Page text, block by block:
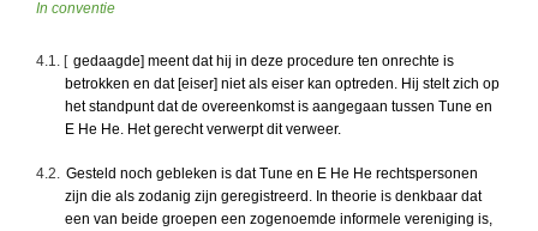
In conventie
4.1. [ gedaagde] meent dat hij in deze procedure ten onrechte is
betrokken en dat [eiser] niet als eiser kan optreden. Hij stelt zich op
het standpunt dat de overeenkomst is aangegaan tussen Tune en
E He He. Het gerecht verwerpt dit verweer.
4.2. Gesteld noch gebleken is dat Tune en E He He rechtspersonen
zijn die als zodanig zijn geregistreerd. In theorie is denkbaar dat
een van beide groepen een zogenoemde informele vereniging is,